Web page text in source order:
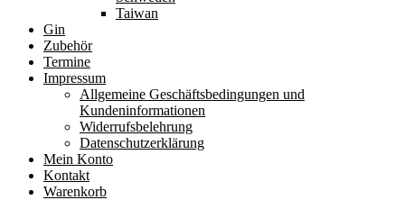
Taiwan
Gin
Zubehör
Termine
Impressum
Allgemeine Geschäftsbedingungen und
Kundeninformationen
Widerrufsbelehrung
Datenschutzerklärung
Mein Konto
Kontakt
Warenkorb